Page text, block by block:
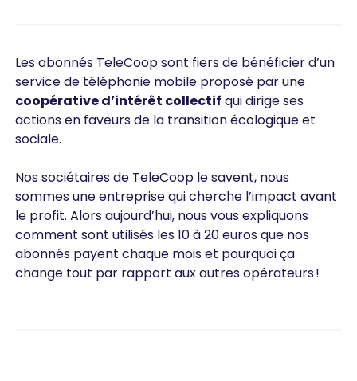
Les abonnés TeleCoop sont fiers de bénéficier d’un
service de téléphonie mobile proposé par une
coopérative d’intérêt collectif qui dirige ses
actions en faveurs de la transition écologique et
sociale.
Nos sociétaires de TeleCoop le savent, nous
sommes une entreprise qui cherche l’impact avant
le profit. Alors aujourd’hui, nous vous expliquons
comment sont utilisés les 10 à 20 euros que nos
abonnés payent chaque mois et pourquoi ça
change tout par rapport aux autres opérateurs !